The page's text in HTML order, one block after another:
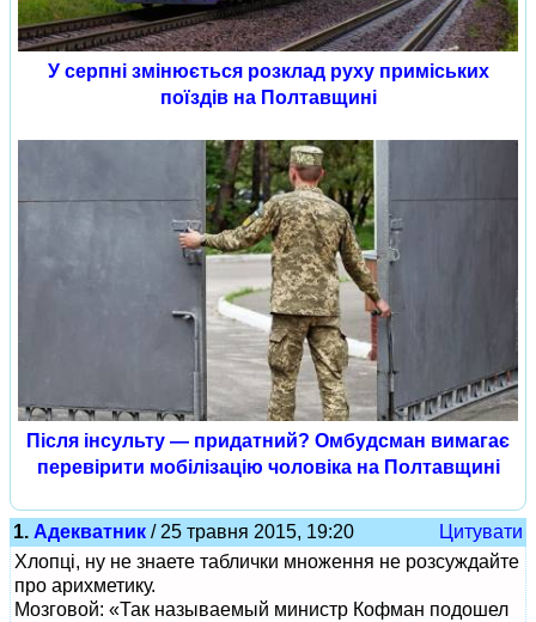
У серпні змінюється розклад руху приміських
поїздів на Полтавщині
Після інсульту — придатний? Омбудсман вимагає
перевірити мобілізацію чоловіка на Полтавщині
1. Адекватник / 25 травня 2015, 19:20
Цитувати
Хлопці, ну не знаете таблички множення не розсуждайте
про арихметику.
Мозговой: «Так называемый министр Кофман подошел